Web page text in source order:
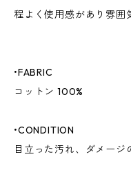
程よく使用感があり雰囲
•FABRIC
コットン 100%
•CONDITION
目立った汚れ、ダメージ